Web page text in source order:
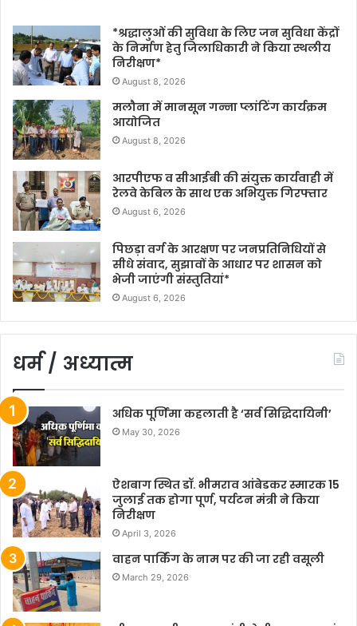
*श्रद्धालुओं की सुविधा के लिए जन सुविधा केंद्रों
के निर्माण हेतु जिलाधिकारी ने किया स्थलीय
निरीक्षण*
August 8, 2026
मलौना में मानसून गन्ना प्लांटिंग कार्यक्रम
आयोजित
August 8, 2026
आरपीएफ व सीआईबी की संयुक्त कार्यवाही में
रेलवे केबिल के साथ एक अभियुक्त गिरफ्तार
August 6, 2026
पिछड़ा वर्ग के आरक्षण पर जनप्रतिनिधियों से
सीधे संवाद, सुझावों के आधार पर शासन को
भेजी जाएंगी संस्तुतियां*
August 6, 2026
धर्म / अध्यात्म
अधिक पूर्णिमा कहलाती है ‘सर्व सिद्धिदायिनी’
May 30, 2026
ऐशबाग स्थित डॉ. भीमराव आंबेडकर स्मारक 15
जुलाई तक होगा पूर्ण, पर्यटन मंत्री ने किया
निरीक्षण
April 3, 2026
वाहन पार्किंग के नाम पर की जा रही वसूली
March 29, 2026